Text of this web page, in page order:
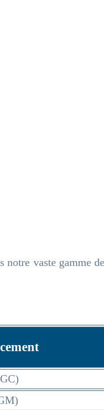
notre vaste gamme